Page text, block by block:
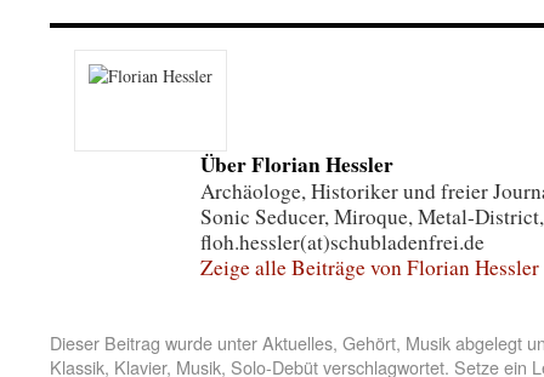
Über Florian Hessler
Archäologe, Historiker und freier
Sonic Seducer, Miroque, Metal-
floh.hessler(at)schubladenfrei.de
Zeige alle Beiträge von Florian Hessler
Dieser Beitrag wurde unterAktuelles, Gehört, Musikabgelegt
Klassik, Klavier, Musik, Solo-Debütverschlagwortet. Setze ein